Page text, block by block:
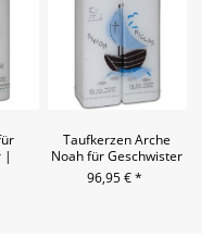
|
Taufkerzen Arche
Noah für Geschwister
| Jungen
96,95 € *